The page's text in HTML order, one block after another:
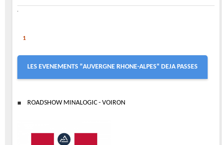
1
LES EVENEMENTS "AUVERGNE RHONE-ALPES" DEJA PASSES
ROADSHOW MINALOGIC - VOIRON